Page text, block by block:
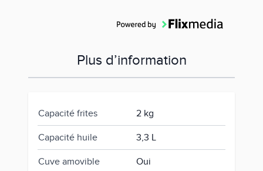
Plus d’information
Capacité frites 2 kg
Capacité huile 3,3 L
Cuve amovible Oui